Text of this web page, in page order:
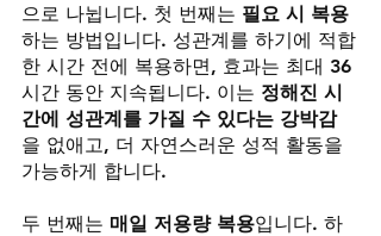
으로 나뉩니다. 첫 번째는 필요 시 복용
하는 방법입니다. 성관계를 하기에 적합
한 시간 전에 복용하면, 효과는 최대 36
시간 동안 지속됩니다. 이는 정해진 시
간에 성관계를 가질 수 있다는 강박감
을 없애고, 더 자연스러운 성적 활동을
가능하게 합니다.
두 번째는 매일 저용량 복용입니다. 하